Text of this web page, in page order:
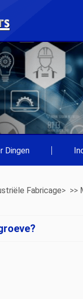
Dingen
Fabricage> >>